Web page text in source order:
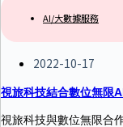
AI/大數據服務
2022-10-17
視旅科技結合數位無限
視旅科技與數位無限合